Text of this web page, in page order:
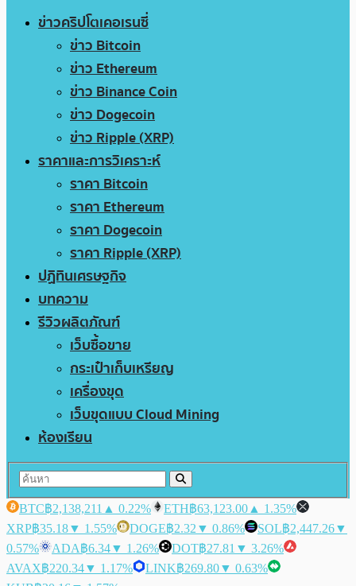
ข่าวคริปโตเคอเรนซี่
ข่าว Bitcoin
ข่าว Ethereum
ข่าว Binance Coin
ข่าว Dogecoin
ข่าว Ripple (XRP)
ราคาและการวิเคราะห์
ราคา Bitcoin
ราคา Ethereum
ราคา Dogecoin
ราคา Ripple (XRP)
ปฏิทินเศรษฐกิจ
บทความ
รีวิวผลิตภัณฑ์
เว็บซื้อขาย
กระเป๋าเก็บเหรียญ
เครื่องขุด
เว็บขุดแบบ Cloud Mining
ห้องเรียน
BTC฿2,138,211 ▲ 0.22% ETH฿63,123.00 ▲ 1.35%
XRP฿35.18▼ 1.55% DOGE฿2.32 ▼ 0.86% SOL฿2,447.26▼
0.57%
ADA฿6.34▼ 1.26% DOT฿27.81 ▼ 3.26%
AVAX฿220.34▼ 1.17% LINK฿269.80▼ 0.63%